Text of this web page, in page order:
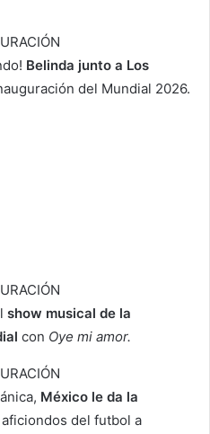
Belinda junto a Los
del Mundial 2026.
show musical de la
con Oye mi amor.
México le da la
del futbol a